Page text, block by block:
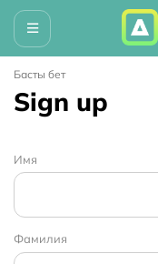
Басты бет
Sign up
Имя
Фамилия